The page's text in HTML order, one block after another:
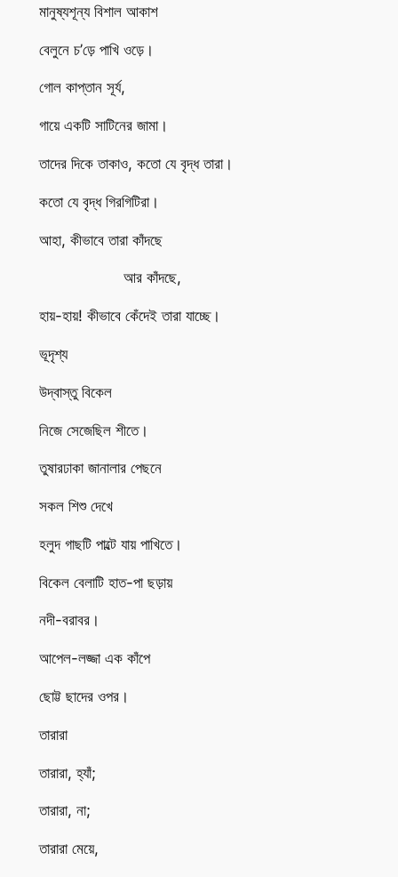
মানুষ্যশূন্য বিশাল আকাশ
বেলুনে চ’ড়ে পাখি ওড়ে।
গোল কাপ্তান সূর্য,
গায়ে একটি সাটিনের জামা।
তাদের দিকে তাকাও, কতো যে বৃদ্ধ তারা।
কতো যে বৃদ্ধ গিরগিটিরা।
আহা, কীভাবে তারা কাঁদছে
আর কাঁদছে,
হায়-হায়! কীভাবে কেঁদেই তারা যাচ্ছে।
ভূদৃশ্য
উদ্বাস্তু বিকেল
নিজে সেজেছিল শীতে।
তুষারঢাকা জানালার পেছনে
সকল শিশু দেখে
হলুদ গাছটি পাল্টে যায় পাখিতে।
বিকেল বেলাটি হাত-পা ছড়ায়
নদী-বরাবর।
আপেল-লজ্জা এক কাঁপে
ছোট্ট ছাদের ওপর।
তারারা
তারারা, হ্যাঁ;
তারারা, না;
তারারা মেয়ে,